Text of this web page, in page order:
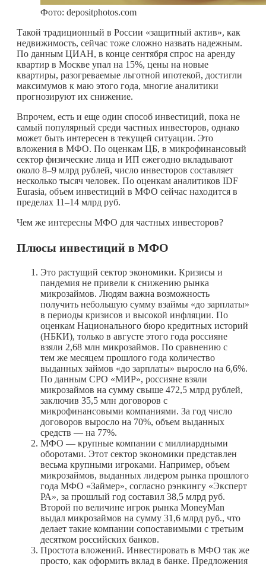
Фото: depositphotos.com
Такой традиционный в России «защитный актив», как
недвижимость, сейчас тоже сложно назвать надежным.
По данным ЦИАН, в конце сентября спрос на аренду
квартир в Москве упал на 15%, цены на новые
квартиры, разогреваемые льготной ипотекой, достигли
максимумов к маю этого года, многие аналитики
прогнозируют их снижение.
Впрочем, есть и еще один способ инвестиций, пока не
самый популярный среди частных инвесторов, однако
может быть интересен в текущей ситуации. Это
вложения в МФО. По оценкам ЦБ, в микрофинансовый
сектор физические лица и ИП ежегодно вкладывают
около 8–9 млрд рублей, число инвесторов составляет
несколько тысяч человек. По оценкам аналитиков IDF
Eurasia, объем инвестиций в МФО сейчас находится в
пределах 11–14 млрд руб.
Чем же интересны МФО для частных инвесторов?
Плюсы инвестиций в МФО
Это растущий сектор экономики. Кризисы и
пандемия не привели к снижению рынка
микрозаймов. Людям важна возможность
получить небольшую сумму взаймы «до зарплаты»
в периоды кризисов и высокой инфляции. По
оценкам Национального бюро кредитных историй
(НБКИ), только в августе этого года россияне
взяли 2,68 млн микрозаймов. По сравнению с
тем же месяцем прошлого года количество
выданных займов «до зарплаты» выросло на 6,6%.
По данным СРО «МИР», россияне взяли
микрозаймов на сумму свыше 472,5 млрд рублей,
заключив 35,5 млн договоров с
микрофинансовыми компаниями. За год число
договоров выросло на 70%, объем выданных
средств — на 77%.
МФО — крупные компании с миллиардными
оборотами. Этот сектор экономики представлен
весьма крупными игроками. Например, объем
микрозаймов, выданных лидером рынка прошлого
года МФО «Займер», согласно рэнкингу «Эксперт
РА», за прошлый год составил 38,5 млрд руб.
Второй по величине игрок рынка MoneyMan
выдал микрозаймов на сумму 31,6 млрд руб., что
делает такие компании сопоставимыми с третьим
десятком российских банков.
Простота вложений. Инвестировать в МФО так же
просто, как оформить вклад в банке. Предложения